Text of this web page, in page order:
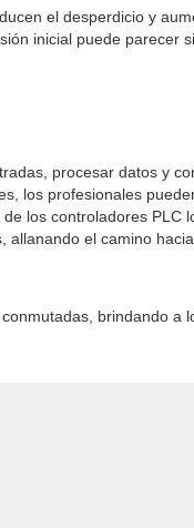
el desperdicio y
inicial puede parecer
procesar datos y
los profesionales
los controladores PLC
el camino
brindando a